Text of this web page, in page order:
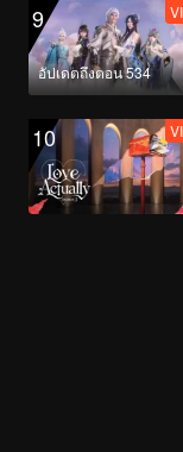
9
อัปเดตถึงตอน 534
10